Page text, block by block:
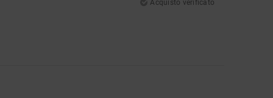
Acquisto verificato